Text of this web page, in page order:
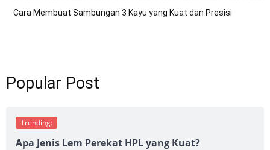
Cara Membuat Sambungan 3 Kayu yang Kuat dan Presisi
Popular Post
Trending:
Apa Jenis Lem Perekat HPL yang Kuat?